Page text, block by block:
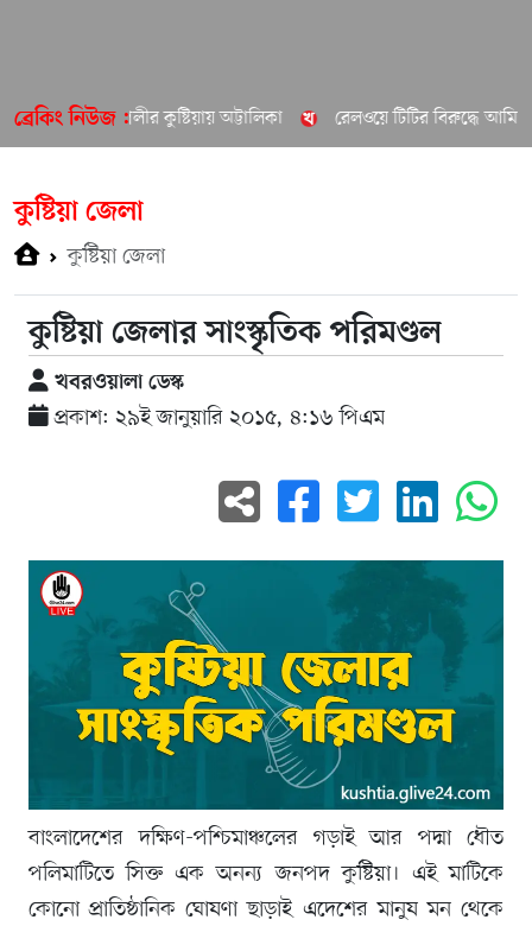
ব্রেকিং নিউজ :
প্রকৌশলীর কুষ্টিয়ায় অট্টালিকা রেলওয়ে টিটির বিরুদ্ধে আমির হামজার
কুষ্টিয়া জেলা
কুষ্টিয়া জেলা
কুষ্টিয়া জেলার সাংস্কৃতিক পরিমণ্ডল
খবরওয়ালা ডেস্ক
প্রকাশ: ২৯ই জানুয়ারি ২০১৫, ৪:১৬ পিএম
বাংলাদেশের দক্ষিণ-পশ্চিমাঞ্চলের গড়াই আর পদ্মা ধৌত
পলিমাটিতে সিক্ত এক অনন্য জনপদ কুষ্টিয়া। এই মাটিকে
কোনো প্রাতিষ্ঠানিক ঘোষণা ছাড়াই এদেশের মানুষ মন থেকে